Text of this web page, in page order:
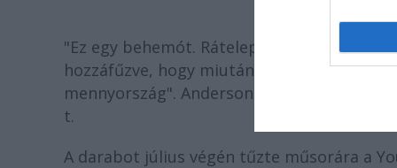
"Ez egy behemót. Rátelepszik az ember
hozzáfűzve, hogy miután megküzdött
mennyország". Anderson arról is beszélt,
t.
A darabot július végén tűzte műsorára a